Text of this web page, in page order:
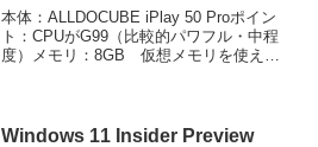
本体：ALLDOCUBE iPlay 50 Proポイン
ト：CPUがG99（比較的パワフル・中程
度）メモリ：8GB 仮想メモリを使えば
Windows 11 Insider Preview